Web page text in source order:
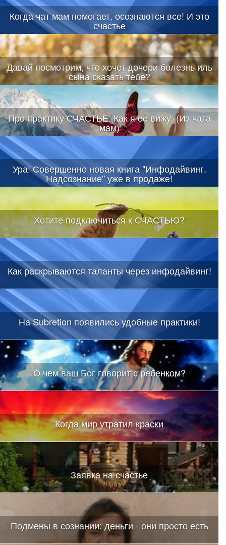
Когда чат мам помогает, осознаются все! И это
счастье
Давай посмотрим, что хочет дочери болезнь иль
сына сказать тебе?
Про практику СЧАСТЬЕ. Как я ее вижу. (Из чата
мам)
Ура! Совершенно новая книга "Инфодайвинг.
Надсознание" уже в продаже!
Хотите подключиться к СЧАСТЬЮ?
Как раскрываются таланты через инфодайвинг!
На Subretion появились удобные практики!
О чем ваш Бог говорит с ребенком?
Когда мир утратил краски
Заявка на счастье
Подмены в сознании: деньги - они просто есть